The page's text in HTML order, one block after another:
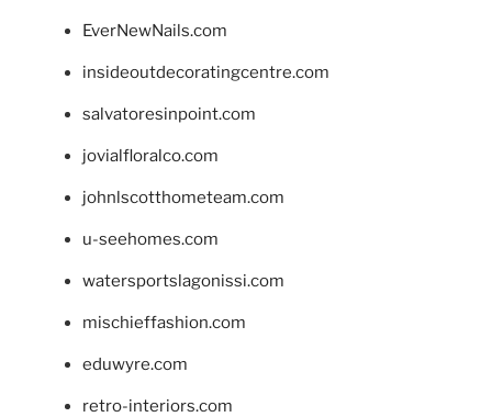
EverNewNails.com
insideoutdecoratingcentre.com
salvatoresinpoint.com
jovialfloralco.com
johnlscotthometeam.com
u-seehomes.com
watersportslagonissi.com
mischieffashion.com
eduwyre.com
retro-interiors.com